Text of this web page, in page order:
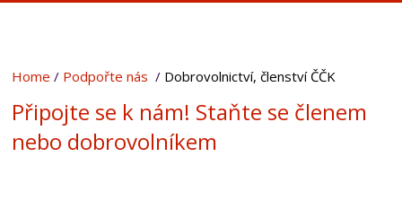
Home Podpořte nás Dobrovolnictví, členství ČČK
Připojte se k nám! Staňte se členem
nebo dobrovolníkem